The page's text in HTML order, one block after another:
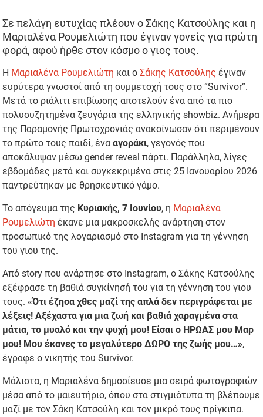
Σε πελάγη ευτυχίας πλέουν ο Σάκης Κατσούλης και η
Μαριαλένα Ρουμελιώτη που έγιναν γονείς για πρώτη
φορά, αφού ήρθε στον κόσμο ο γιος τους.
Η Μαριαλένα Ρουμελιώτη και ο Σάκης Κατσούλης έγιναν
ευρύτερα γνωστοί από τη συμμετοχή τους στο “Survivor”.
Μετά το ριάλιτι επιβίωσης αποτελούν ένα από τα πιο
πολυσυζητημένα ζευγάρια της ελληνικής showbiz. Ανήμερα
της Παραμονής Πρωτοχρονιάς ανακοίνωσαν ότι περιμένουν
το πρώτο τους παιδί, ένααγοράκι, γεγονός που
αποκάλυψαν μέσω gender reveal πάρτι. Παράλληλα, λίγες
εβδομάδες μετά και συγκεκριμένα στις 25 Ιανουαρίου 2026
παντρεύτηκαν με θρησκευτικό γάμο.
Το απόγευμα της Κυριακής, 7 Ιουνίου, η Μαριαλένα
Ρουμελιώτη έκανε μια μακροσκελής ανάρτηση στον
προσωπικό της λογαριασμό στο Instagram για τη γέννηση
του γιου της.
Από story που ανάρτησε στο Instagram, ο Σάκης Κατσούλης
εξέφρασε τη βαθιά συγκίνησή του για τη γέννηση του γιου
τους.«Ότι έζησα χθες μαζί της απλά δεν περιγράφεται με
λέξεις! Αξέχαστα για μια ζωή και βαθιά χαραγμένα στα
μάτια, το μυαλό και την ψυχή μου! Είσαι ο ΗΡΩΑΣ μου Μαρ
μου! Μου έκανες το μεγαλύτερο ΔΩΡΟ της ζωής μου…»,
έγραφε ο νικητής του Survivor.
Μάλιστα, η Μαριαλένα δημοσίευσε μια σειρά φωτογραφιών
μέσα από το μαιευτήριο, όπου στα στιγμιότυπα τη βλέπουμε
μαζί με τον Σάκη Κατσούλη και τον μικρό τους πρίγκιπα.